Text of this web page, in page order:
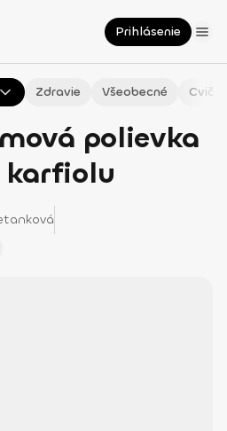
Prihlásenie
Zdravie Všeobecné
polievka
karfiolu